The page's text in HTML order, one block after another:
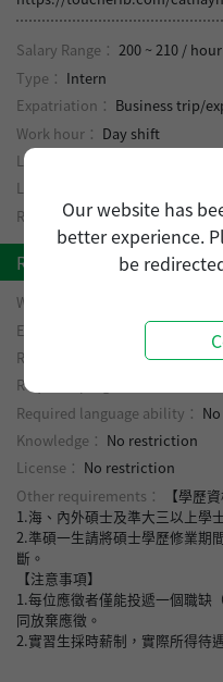
Careers
FAQ
Salary Range： 200 ~ 210 / hour
Type： Intern
Expatriation： Business trip/
Work hour： Day shift
Location：
Leave system：
Required number of employee
Requirements
Work experience：
Experience：
No restriction
Required education level：No
Required program：
Required language ability：
Knowledge： No restriction
License： No restriction
Other requirements：
【學歷資
1.海、內外碩士及準大三以上學
2.準碩一生請將碩士學歷修業期
斷。
【注意事項】
1.每位應徵者僅能投遞一個職缺
同放棄應徵。
2.實習生採時薪制，實際所得待
Our website has
better experience.
be